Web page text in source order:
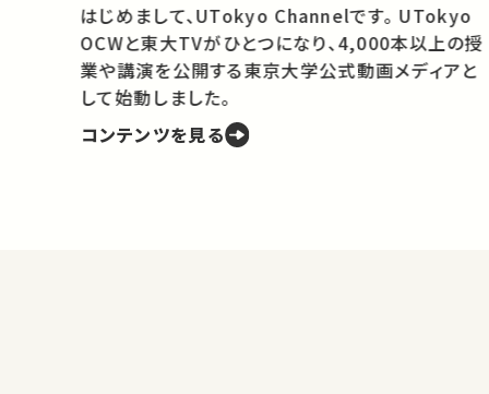
はじめまして、UTokyo Channelです。 UTokyo
OCWと東大TVがひとつになり、4,000本以上の授
業や講演を公開する東京大学公式動画メディアと
して始動しました。
コンテンツを見る